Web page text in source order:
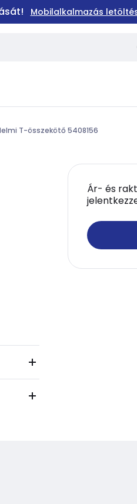
Mobilalkalmazás
T-összekötő 5408156
Ár- és